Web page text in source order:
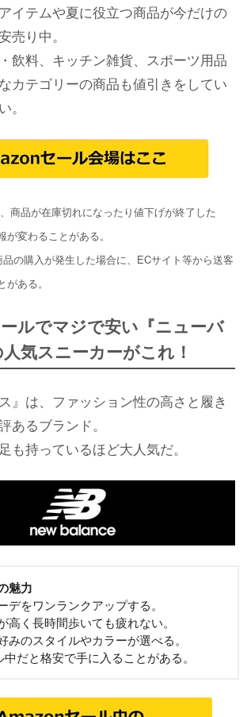
イテムや夏に役立つ商品が今だけの
売り中。
飲料、キッチン雑貨、スポーツ用品
カテゴリーの商品も値引きをしてい
。
商品が在庫切れになったり値下げが終了した
変わることがある。
の購入が発生した場合に、ECサイト等から送客
ある。
ルでマジで安い『ニューバ
気スニーカーがこれ！
』は、ファッション性の高さと履き
あるブランド。
も持っているほど大人気だ。
魅力
デをワンランクアップする。
高く長時間歩いても疲れない。
みのスタイルやカラーが選べる。
中だと格安で手に入ることがある。